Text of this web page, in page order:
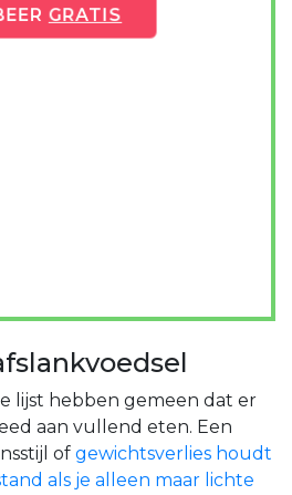
GRATIS
lijst hebben gemeen dat er
aan vullend eten. Een
of gewichtsverlies houdt
als je alleen maar lichte